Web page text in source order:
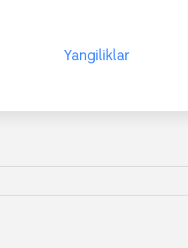
Yangiliklar